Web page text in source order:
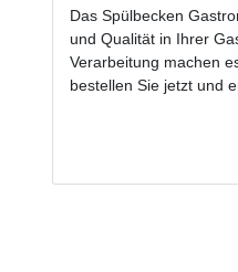
Das Spülbecken
und Qualität in Ihrer
Verarbeitung machen
bestellen Sie jetzt und